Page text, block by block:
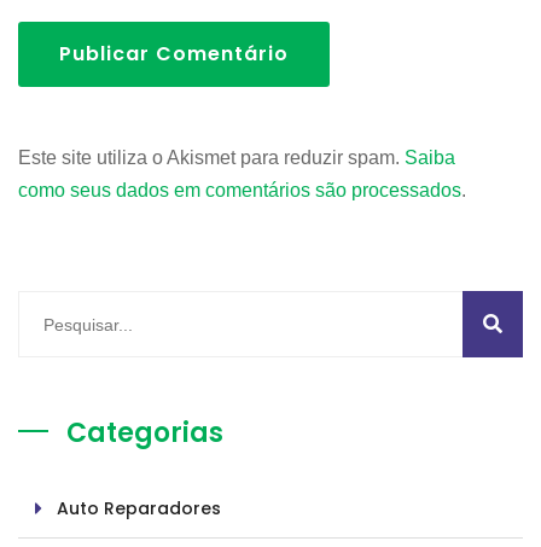
Publicar Comentário
Este site utiliza o Akismet para reduzir spam. Saiba
como seus dados em comentários são processados.
Categorias
Auto Reparadores